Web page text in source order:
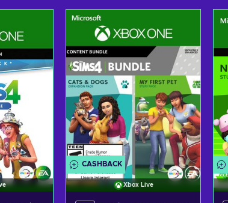
View offers
CASHBACK
Xbox Live